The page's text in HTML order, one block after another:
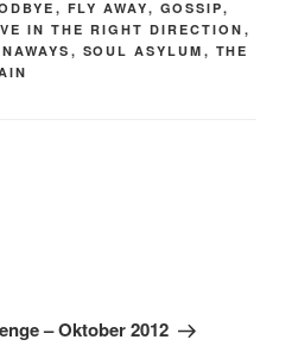
, FLY AWAY, GOSSIP,
IN THE RIGHT DIRECTION ,
, SOUL ASYLUM , THE
– Oktober 2012